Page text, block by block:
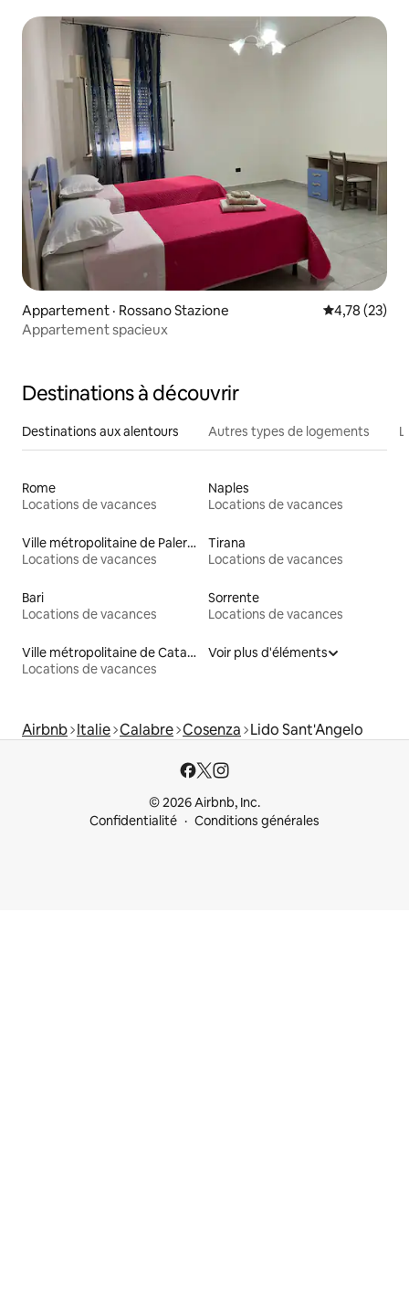
Appartement · Rossano Stazione Note
4,78 (23)
Appartement spacieux
Destinations à découvrir
Destinations aux alentours Autres types de logements
Rome
Locations de vacances
Naples
Locations de vacances
Ville métropolitaine de Palerme
Locations de vacances
Tirana
Locations de vacances
Bari
Locations de vacances
Sorrente
Locations de vacances
Ville métropolitaine de Catane
Locations de vacances
Voir plus d'éléments
Airbnb Italie Calabre Cosenza Lido Sant'Angelo
© 2026 Airbnb, Inc.
Confidentialité
Conditions générales